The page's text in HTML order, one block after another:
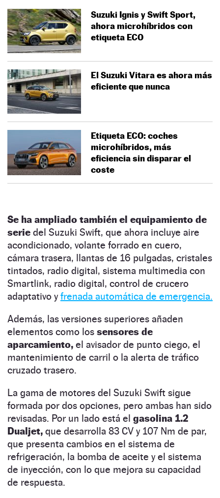
Suzuki Ignis y Swift Sport,
ahora microhíbridos con
etiqueta ECO
El Suzuki Vitara es ahora más
eficiente que nunca
Etiqueta ECO: coches
microhíbridos, más
eficiencia sin disparar el
coste
Se ha ampliado también el equipamiento de
serie del Suzuki Swift, que ahora incluye aire
acondicionado, volante forrado en cuero,
cámara trasera, llantas de 16 pulgadas, cristales
tintados, radio digital, sistema multimedia con
Smartlink, radio digital, control de crucero
adaptativo yfrenada automática de emergencia.
Además, las versiones superiores añaden
elementos como los sensores de
aparcamiento, el avisador de punto ciego, el
mantenimiento de carril o la alerta de tráfico
cruzado trasero.
La gama de motores del Suzuki Swift sigue
formada por dos opciones, pero ambas han sido
revisadas. Por un lado está el gasolina 1.2
Dualjet, que desarrolla 83 CV y 107 Nm de par,
que presenta cambios en el sistema de
refrigeración, la bomba de aceite y el sistema
de inyección, con lo que mejora su capacidad
de respuesta.